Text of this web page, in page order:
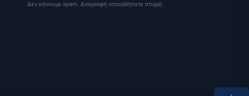
Δεν κάνουμε spam. Διαγραφή οποιαδήποτε στιγμή.